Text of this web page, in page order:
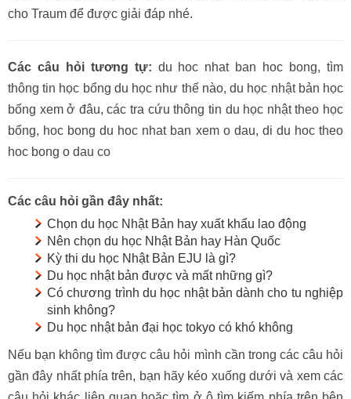
cho Traum để được giải đáp nhé.
Các câu hỏi tương tự: du hoc nhat ban hoc bong, tìm
thông tin học bổng du học như thế nào, du học nhật bản học
bổng xem ở đâu, các tra cứu thông tin du học nhật theo học
bổng, hoc bong du hoc nhat ban xem o dau, di du hoc theo
hoc bong o dau co
Các câu hỏi gần đây nhất:
Chọn du học Nhật Bản hay xuất khẩu lao động
Nên chọn du học Nhật Bản hay Hàn Quốc
Kỳ thi du học Nhật Bản EJU là gì?
Du học nhật bản được và mất những gì?
Có chương trình du học nhật bản dành cho tu nghiệp
sinh không?
Du học nhật bản đại học tokyo có khó không
Nếu bạn không tìm được câu hỏi mình cần trong các câu hỏi
gần đây nhất phía trên, bạn hãy kéo xuống dưới và xem các